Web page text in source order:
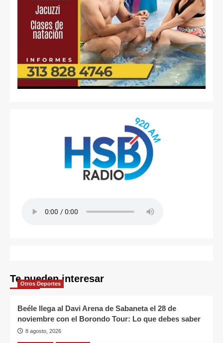
Te pueden interesar
Otros Deportes
Beéle llega al Davi Arena de Sabaneta el 28 de
noviembre con el Borondo Tour: Lo que debes saber
8 agosto, 2026